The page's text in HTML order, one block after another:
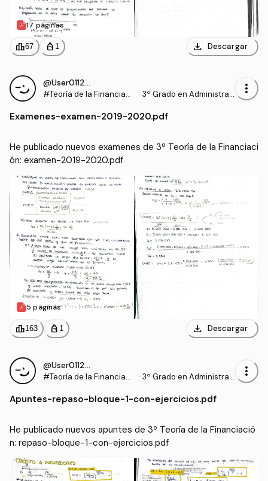
17 páginas
leaderboard67 personal_bag 1 download Descargar
@User011294
#Teoría de la Financiaci
· 3º Grado en Administrac
sas (UDC)
more_vert
Examenes-examen-2019-2020.pdf
He publicado nuevos examenes de 3º Teoría de la Financiaci
ón: examen-2019-2020.pdf
5 páginas
leaderboard163 personal_bag 1 download Descargar
@User011294
#Teoría de la Financiaci
· 3º Grado en Administrac
sas (UDC)
more_vert
Apuntes-repaso-bloque-1-con-ejercicios.pdf
He publicado nuevos apuntes de 3º Teoría de la Financiació
n: repaso-bloque-1-con-ejercicios.pdf